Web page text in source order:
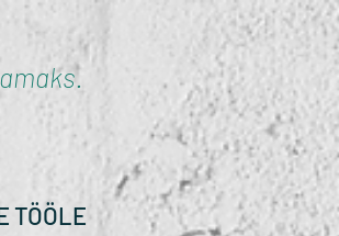
TÖÖLE